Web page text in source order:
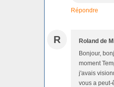
Répondre
R Roland de
Bonjour,
moment
j'avais
vous a peut-